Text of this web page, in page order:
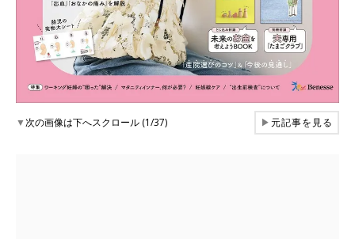
▼次の画像は下へスクロール (1/37) ▶元記事を見る